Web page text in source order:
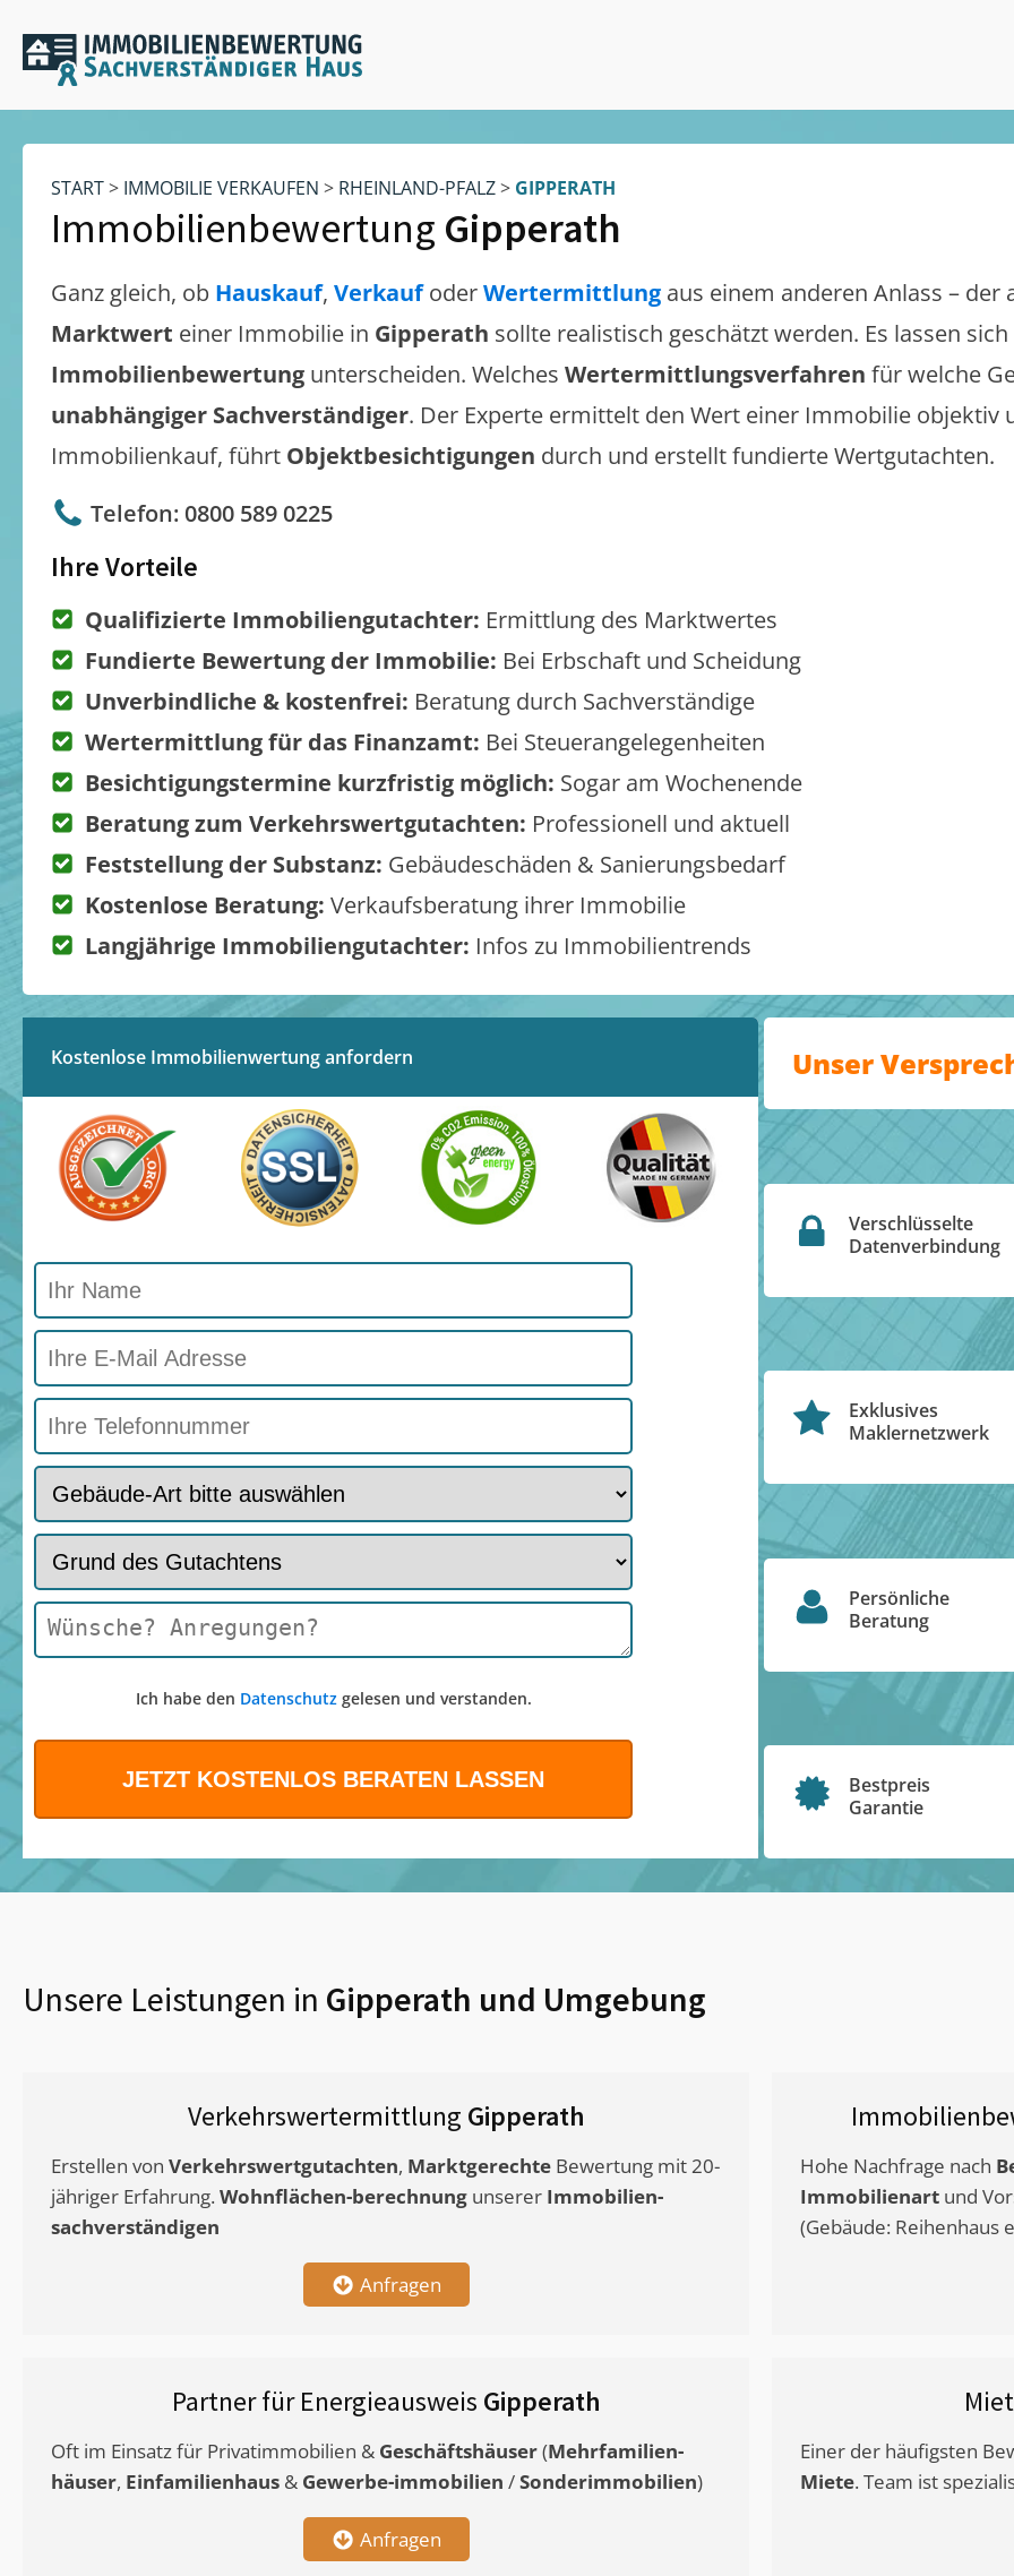
START> IMMOBILIE VERKAUFEN > RHEINLAND-PFALZ> GIPPERATH
Immobilienbewertung Gipperath
Ganz gleich, ob Hauskauf, VerkaufoderWertermittlung aus einem anderen Anlass – der
Marktwert einer Immobilie in Gipperath sollte realistisch geschätzt werden. Es lassen
Immobilienbewertung unterscheiden. Welches Wertermittlungsverfahren für welche
unabhängiger Sachverständiger. Der Experte ermittelt den Wert einer Immobilie objektiv
Immobilienkauf, führt Objektbesichtigungen durch und erstellt fundierte Wertgutachten.
Telefon: 0800 589 0225
Ihre Vorteile
Qualifizierte Immobiliengutachter: Ermittlung des Marktwertes
Fundierte Bewertung der Immobilie: Bei Erbschaft und Scheidung
Unverbindliche & kostenfrei: Beratung durch Sachverständige
Wertermittlung für das Finanzamt: Bei Steuerangelegenheiten
Besichtigungstermine kurzfristig möglich: Sogar am Wochenende
Beratung zum Verkehrswertgutachten: Professionell und aktuell
Feststellung der Substanz: Gebäudeschäden & Sanierungsbedarf
Kostenlose Beratung: Verkaufsberatung ihrer Immobilie
Langjährige Immobiliengutachter: Infos zu Immobilientrends
Kostenlose Immobilienwertung anfordern
Ich habe den Datenschutzgelesen und verstanden.
Unser
Verschlüsselte
Datenverbindung
Exklusives
Maklernetzwerk
Persönliche
Beratung
Bestpreis
Garantie
Unsere Leistungen in Gipperath und Umgebung
Verkehrswertermittlung Gipperath
Erstellen von Verkehrswertgutachten, Marktgerechte Bewertung mit 20-
jähriger Erfahrung. Wohnflächen-berechnung unserer Immobilien-
sachverständigen
Anfragen
Hohe Nachfrage nach
Immobilienart und
(Gebäude: Reihenhaus
Partner für Energieausweis Gipperath
Oft im Einsatz für Privatimmobilien & Geschäftshäuser(Mehrfamilien-
häuser, Einfamilienhaus & Gewerbe-immobilien /Sonderimmobilien)
Anfragen
Einer der häufigsten
Miete. Team ist